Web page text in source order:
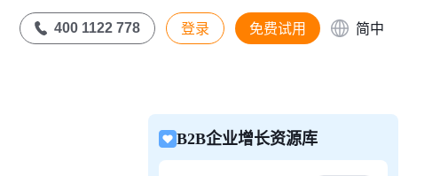
400 1122 778 登录 免费试用 简中
B2B企业增长资源库